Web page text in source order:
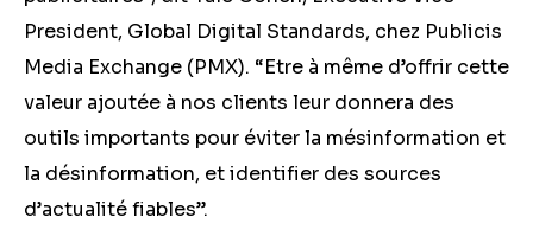
President, Global Digital Standards, chez Publicis
Media Exchange (PMX). “Etre à même d’offrir cette
valeur ajoutée à nos clients leur donnera des
outils importants pour éviter la mésinformation et
la désinformation, et identifier des sources
d’actualité fiables”.